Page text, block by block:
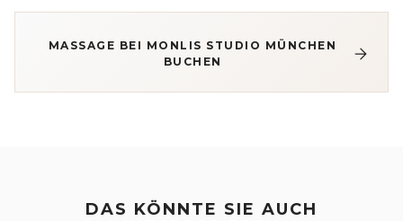
MASSAGE BEI MONLIS STUDIO MÜNCHEN
BUCHEN
DAS KÖNNTE SIE AUCH